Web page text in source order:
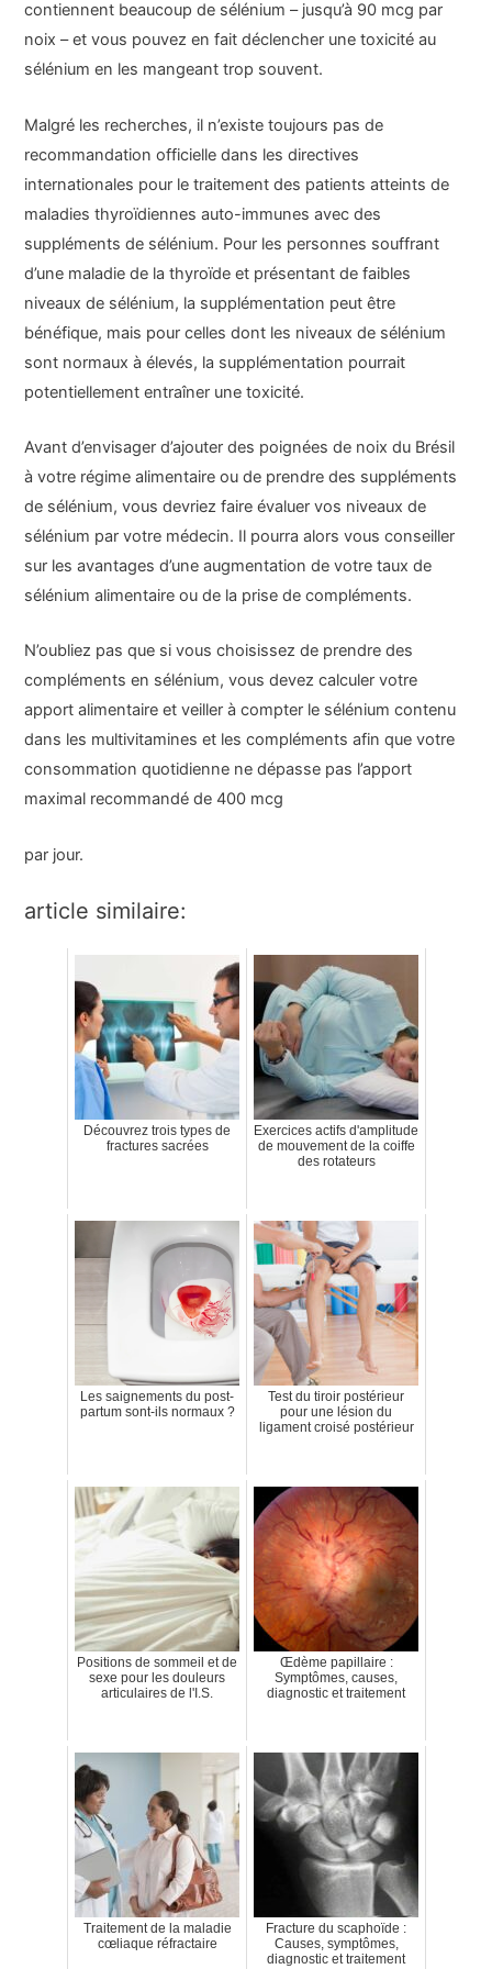
contiennent beaucoup de sélénium – jusqu’à 90 mcg par
noix – et vous pouvez en fait déclencher une toxicité au
sélénium en les mangeant trop souvent.
Malgré les recherches, il n’existe toujours pas de
recommandation officielle dans les directives
internationales pour le traitement des patients atteints de
maladies thyroïdiennes auto-immunes avec des
suppléments de sélénium. Pour les personnes souffrant
d’une maladie de la thyroïde et présentant de faibles
niveaux de sélénium, la supplémentation peut être
bénéfique, mais pour celles dont les niveaux de sélénium
sont normaux à élevés, la supplémentation pourrait
potentiellement entraîner une toxicité.
Avant d’envisager d’ajouter des poignées de noix du Brésil
à votre régime alimentaire ou de prendre des suppléments
de sélénium, vous devriez faire évaluer vos niveaux de
sélénium par votre médecin. Il pourra alors vous conseiller
sur les avantages d’une augmentation de votre taux de
sélénium alimentaire ou de la prise de compléments.
N’oubliez pas que si vous choisissez de prendre des
compléments en sélénium, vous devez calculer votre
apport alimentaire et veiller à compter le sélénium contenu
dans les multivitamines et les compléments afin que votre
consommation quotidienne ne dépasse pas l’apport
maximal recommandé de 400 mcg
par jour.
article similaire:
Découvrez trois types de
fractures sacrées
Exercices actifs d'amplitude
de mouvement de la coiffe
des rotateurs
Les saignements du post-
partum sont-ils normaux ?
Test du tiroir postérieur
pour une lésion du
ligament croisé postérieur
Positions de sommeil et de
sexe pour les douleurs
articulaires de l'I.S.
Œdème papillaire :
Symptômes, causes,
diagnostic et traitement
Traitement de la maladie
cœliaque réfractaire
Fracture du scaphoïde :
Causes, symptômes,
diagnostic et traitement